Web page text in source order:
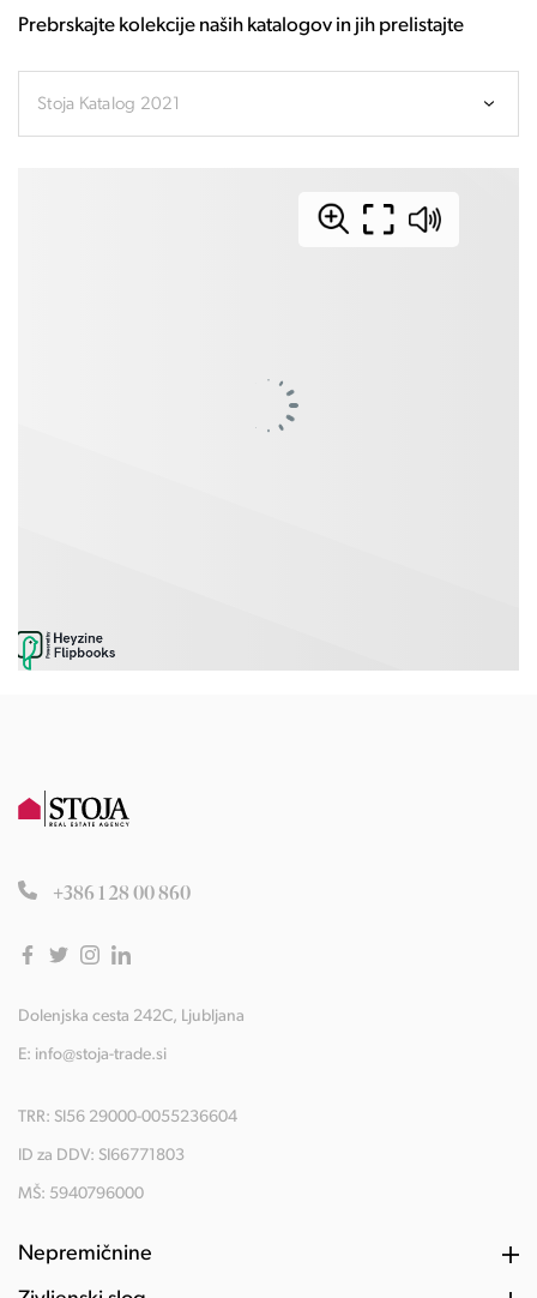
Prebrskajte kolekcije naših katalogov in jih prelistajte
Stoja Katalog 2021
+386 1 28 00 860
Dolenjska cesta 242C, Ljubljana
E: info@stoja-trade.si
TRR: SI56 29000-0055236604
ID za DDV: SI66771803
MŠ: 5940796000
Nepremičnine